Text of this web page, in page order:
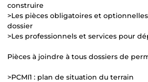
construire
>Les pièces obligatoires et
dossier
>Les professionnels et services pour
Pièces à joindre à tous dossiers de
>PCMI1 : plan de situation du terrain